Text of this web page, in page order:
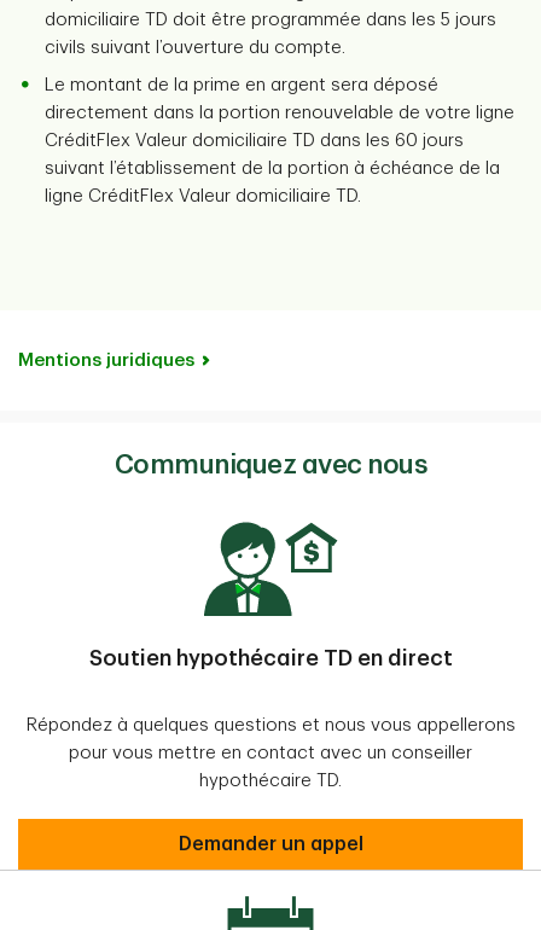
domiciliaire TD doit être programmée dans les 5 jours
civils suivant l’ouverture du compte.
Le montant de la prime en argent sera déposé
directement dans la portion renouvelable de votre ligne
CréditFlex Valeur domiciliaire TD dans les 60 jours
suivant l’établissement de la portion à échéance de la
ligne CréditFlex Valeur domiciliaire TD.
Mentions juridiques
Communiquez avec nous
Soutien hypothécaire TD en direct
Répondez à quelques questions et nous vous appellerons
pour vous mettre en contact avec un conseiller
hypothécaire TD.
Demander un appel